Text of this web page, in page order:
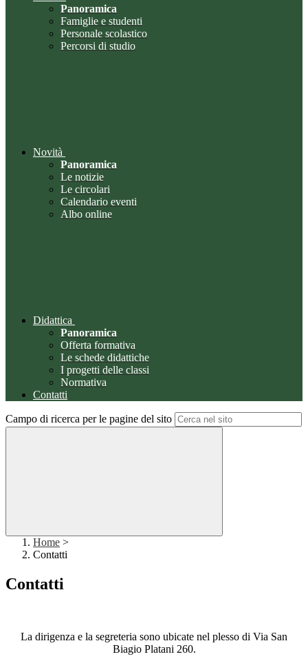
Panoramica
Famiglie e studenti
Personale scolastico
Percorsi di studio
Novità
Panoramica
Le notizie
Le circolari
Calendario eventi
Albo online
Didattica
Panoramica
Offerta formativa
Le schede didattiche
I progetti delle classi
Normativa
Contatti
Campo di ricerca per le pagine del sito
Home >
Contatti
Contatti
La dirigenza e la segreteria sono ubicate nel plesso di Via San
Biagio Platani 260.